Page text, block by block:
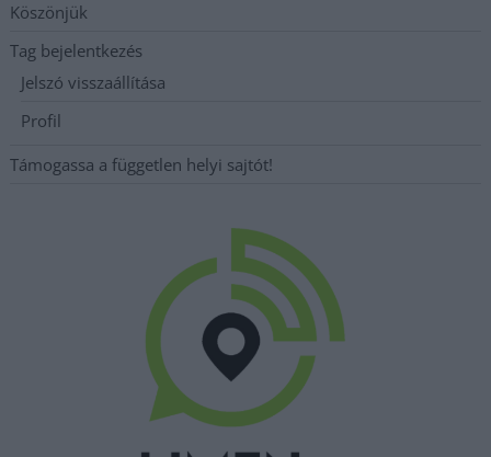
Köszönjük
Tag bejelentkezés
Jelszó visszaállítása
Profil
Támogassa a független helyi sajtót!